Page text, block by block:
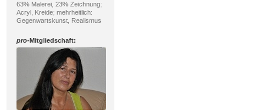
63% Malerei, 23% Zeichnung;
Acryl, Kreide; mehrheitlich:
Gegenwartskunst, Realismus
pro-Mitgliedschaft: